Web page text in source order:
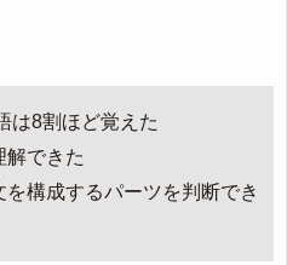
は8割ほど覚えた
解できた
構成するパーツを判断でき